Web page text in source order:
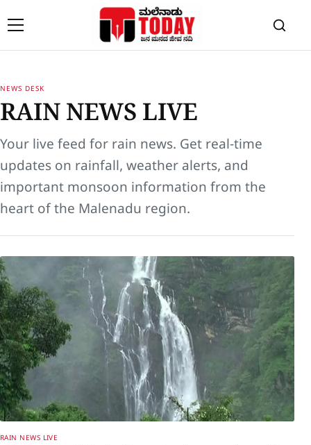
NEWS DESK
RAIN NEWS LIVE
Your live feed for rain news. Get real-time
updates on rainfall, weather alerts, and
important monsoon information from the
heart of the Malenadu region.
RAIN NEWS LIVE